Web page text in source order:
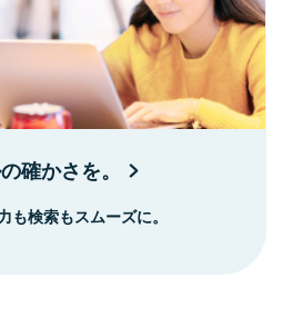
確かさを。
検索もスムーズに。